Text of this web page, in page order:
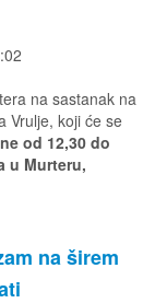
na sastanak na
Vrulje, koji će se
od 12,30 do
u Murteru,
na širem